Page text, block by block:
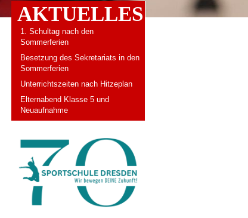
AKTUELLES
1. Schultag nach den
Sommerferien
Besetzung des Sekretariats in den
Sommerferien
Unterrichtszeiten nach Hitzeplan
Elternabend Klasse 5 und
Neuaufnahme